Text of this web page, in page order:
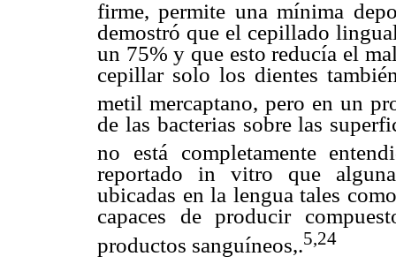
firme, permite una mínima
demostró que el cepillado
un 75% y que esto reducía el
cepillar solo los dientes
metil mercaptano, pero en un
de las bacterias sobre las
no está completamente
reportado in vitro que
ubicadas en la lengua tales
capaces de producir
productos sanguíneos,.5,24